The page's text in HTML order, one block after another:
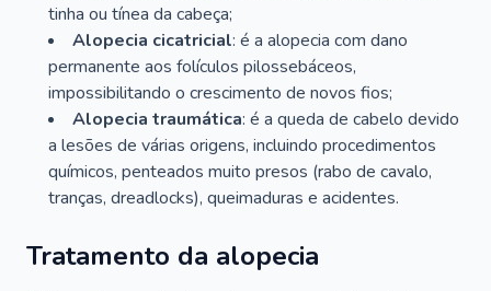
tinha ou tínea da cabeça;
Alopecia cicatricial: é a alopecia com dano
permanente aos folículos pilossebáceos,
impossibilitando o crescimento de novos fios;
Alopecia traumática: é a queda de cabelo devido
a lesões de várias origens, incluindo procedimentos
químicos, penteados muito presos (rabo de cavalo,
tranças, dreadlocks), queimaduras e acidentes.
Tratamento da alopecia